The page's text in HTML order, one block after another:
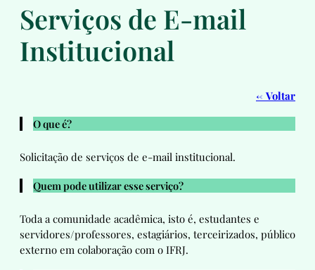
Serviços de E-mail
Institucional
← Voltar
O que é?
Solicitação de serviços de e-mail institucional.
Quem pode utilizar esse serviço?
Toda a comunidade acadêmica, isto é, estudantes e
servidores/professores, estagiários, terceirizados, público
externo em colaboração com o IFRJ.